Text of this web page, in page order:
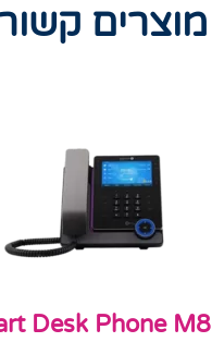
מוצרים
Desk Phone M8